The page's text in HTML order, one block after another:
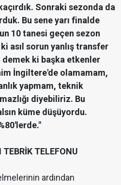
Sonraki sezonda da
Bu sene yarı finalde
10 tanesi geçen sezon
asıl sorun yanlış transfer
ki başka etkenler
İngiltere'de olamamam,
yapmam, teknik
diyebiliriz. Bu
küme düşüyordu.
TEBRİK TELEFONU
ardından